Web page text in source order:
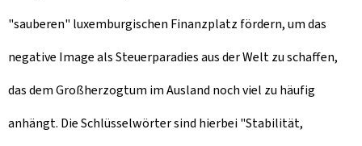
"sauberen" luxemburgischen Finanzplatz fördern, um das
negative Image als Steuerparadies aus der Welt zu schaffen,
das dem Großherzogtum im Ausland noch viel zu häufig
anhängt. Die Schlüsselwörter sind hierbei "Stabilität,